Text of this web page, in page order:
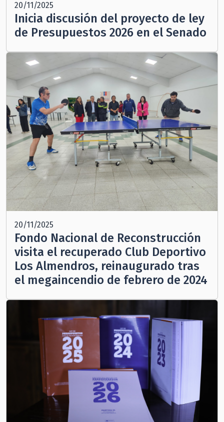
20/11/2025
Inicia discusión del proyecto de ley
de Presupuestos 2026 en el Senado
20/11/2025
Fondo Nacional de Reconstrucción
visita el recuperado Club Deportivo
Los Almendros, reinaugurado tras
el megaincendio de febrero de 2024